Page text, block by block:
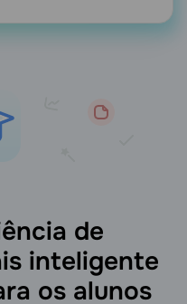
de
inteligente
os alunos